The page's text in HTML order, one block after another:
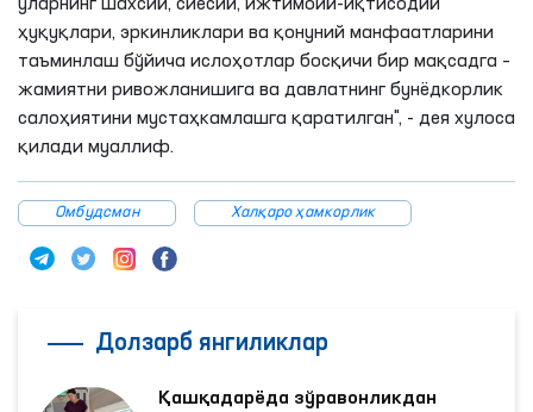
уларнинг шахсий, сиёсий, ижтимоий-иқтисодий
ҳуқуқлари, эркинликлари ва қонуний манфаатларини
таъминлаш бўйича ислоҳотлар босқичи бир мақсадга –
жамиятни ривожланишига ва давлатнинг бунёдкорлик
салоҳиятини мустаҳкамлашга қаратилган", - дея хулоса
қилади муаллиф.
Омбудсман Халқаро ҳамкорлик
Долзарб янгиликлар
Қашқадарёда зўравонликдан